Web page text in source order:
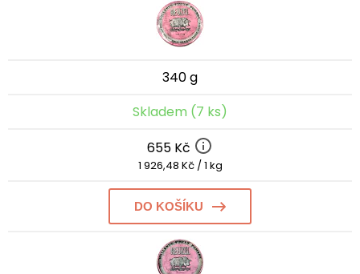
340 g
Skladem (7 ks)
655 Kč
1 926,48 Kč / 1 kg
DO KOŠÍKU